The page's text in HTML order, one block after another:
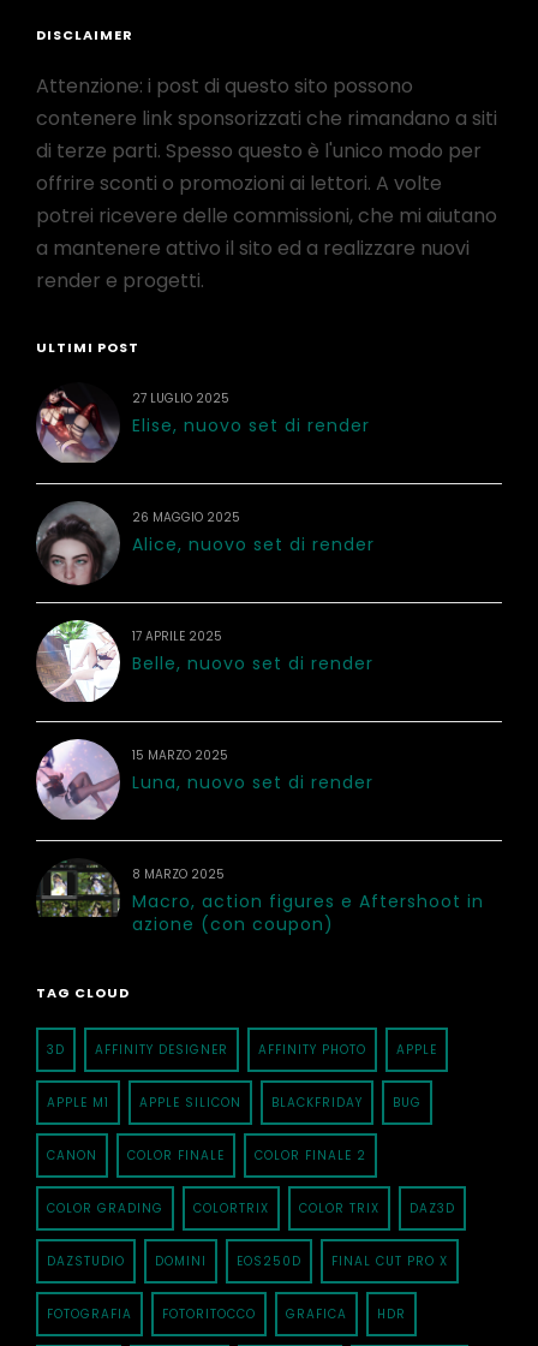
DISCLAIMER
Attenzione: i post di questo sito possono
contenere link sponsorizzati che rimandano a siti
di terze parti. Spesso questo è l'unico modo per
offrire sconti o promozioni ai lettori. A volte
potrei ricevere delle commissioni, che mi aiutano
a mantenere attivo il sito ed a realizzare nuovi
render e progetti.
ULTIMI POST
27 LUGLIO 2025
Elise, nuovo set di render
26 MAGGIO 2025
Alice, nuovo set di render
17 APRILE 2025
Belle, nuovo set di render
15 MARZO 2025
Luna, nuovo set di render
8 MARZO 2025
Macro, action figures e Aftershoot in
azione (con coupon)
TAG CLOUD
3D AFFINITY DESIGNER AFFINITY PHOTO APPLE
APPLE M1 APPLE SILICON BLACKFRIDAY BUG
CANON COLOR FINALE COLOR FINALE 2
COLOR GRADING COLORTRIX COLOR TRIX DAZ3D
DAZSTUDIO DOMINI EOS250D FINAL CUT PRO X
FOTOGRAFIA FOTORITOCCO GRAFICA HDR